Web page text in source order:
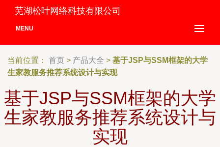
芜湖松叶网络科技有限公司
MENU
当前位置： 首页 > 产品大全 > 基于JSP与SSM框架的大学
生家教服务推荐系统设计与实现
基于JSP与SSM框架的大学
生家教服务推荐系统设计与
实现